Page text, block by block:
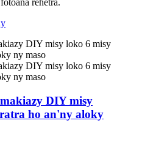
rehetra.
DIY misy
ho an'ny aloky